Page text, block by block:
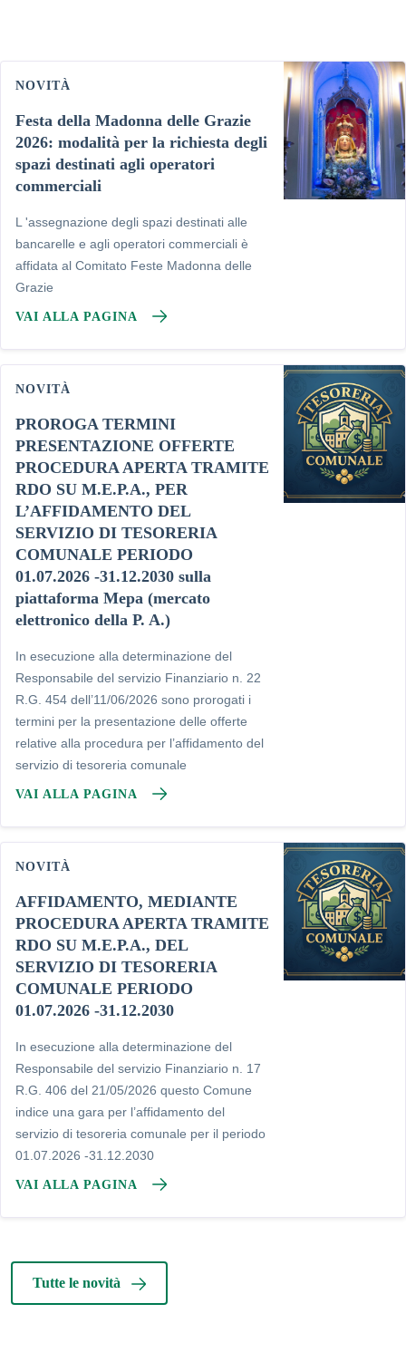
NOVITÀ
Festa della Madonna delle Grazie
2026: modalità per la richiesta degli
spazi destinati agli operatori
commerciali
L 'assegnazione degli spazi destinati alle
bancarelle e agli operatori commerciali è
affidata al Comitato Feste Madonna delle
Grazie
VAI ALLA PAGINA
NOVITÀ
PROROGA TERMINI
PRESENTAZIONE OFFERTE
PROCEDURA APERTA TRAMITE
RDO SU M.E.P.A., PER
L’AFFIDAMENTO DEL
SERVIZIO DI TESORERIA
COMUNALE PERIODO
01.07.2026 -31.12.2030 sulla
piattaforma Mepa (mercato
elettronico della P. A.)
In esecuzione alla determinazione del
Responsabile del servizio Finanziario n. 22
R.G. 454 dell’11/06/2026 sono prorogati i
termini per la presentazione delle offerte
relative alla procedura per l’affidamento del
servizio di tesoreria comunale
VAI ALLA PAGINA
NOVITÀ
AFFIDAMENTO, MEDIANTE
PROCEDURA APERTA TRAMITE
RDO SU M.E.P.A., DEL
SERVIZIO DI TESORERIA
COMUNALE PERIODO
01.07.2026 -31.12.2030
In esecuzione alla determinazione del
Responsabile del servizio Finanziario n. 17
R.G. 406 del 21/05/2026 questo Comune
indice una gara per l’affidamento del
servizio di tesoreria comunale per il periodo
01.07.2026 -31.12.2030
VAI ALLA PAGINA
Tutte le novità